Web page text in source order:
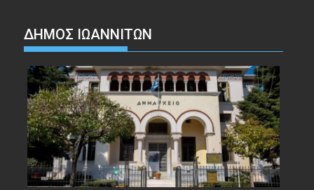
ΔΗΜΟΣ ΙΩΑΝΝΙΤΩΝ